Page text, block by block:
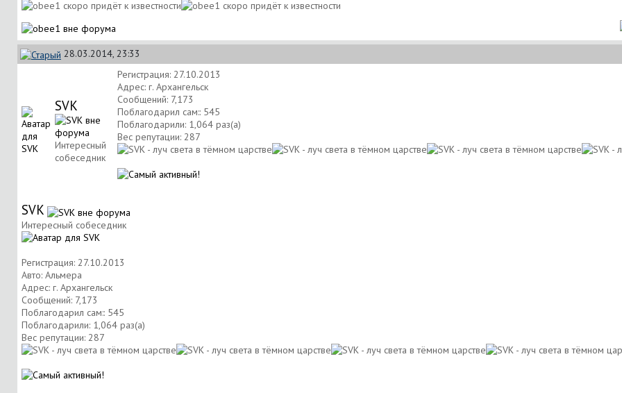
28.03.2014, 23:33
SVK
Интересный
собеседник
Регистрация: 27.10.2013
Адрес: г. Архангельск
Сообщений: 7,173
Поблагодарил сам:: 545
Поблагодарили: 1,064 раз(а)
Вес репутации: 287
SVK
Интересный собеседник
Регистрация: 27.10.2013
Авто: Альмера
Адрес: г. Архангельск
Сообщений: 7,173
Поблагодарил сам:: 545
Поблагодарили: 1,064 раз(а)
Вес репутации: 287